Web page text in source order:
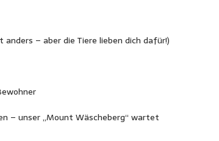
– aber die Tiere lieben dich dafür!)
– unser „Mount Wäscheberg“ wartet